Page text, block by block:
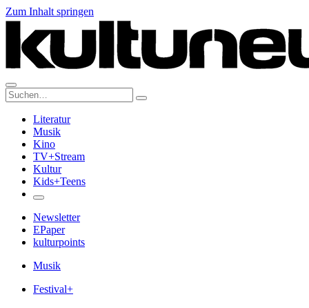
Zum Inhalt springen
Suche:
Literatur
Musik
Kino
TV+Stream
Kultur
Kids+Teens
Newsletter
EPaper
kulturpoints
Musik
Festival+